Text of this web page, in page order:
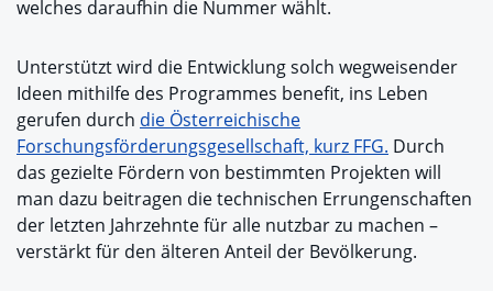
welches daraufhin die Nummer wählt.
Unterstützt wird die Entwicklung solch wegweisender
Ideen mithilfe des Programmes benefit, ins Leben
gerufen durch die Österreichische
Forschungsförderungsgesellschaft, kurz FFG. Durch
das gezielte Fördern von bestimmten Projekten will
man dazu beitragen die technischen Errungenschaften
der letzten Jahrzehnte für alle nutzbar zu machen –
verstärkt für den älteren Anteil der Bevölkerung.